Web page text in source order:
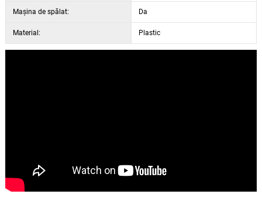
Maşina de spălat: Da
Material: Plastic